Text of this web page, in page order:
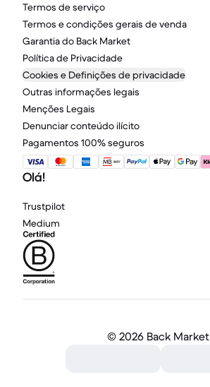
Termos de serviço
Termos e condições gerais de venda
Garantia do Back Market
Política de Privacidade
Cookies e Definições de privacidade
Outras informações legais
Menções Legais
Denunciar conteúdo ilícito
Pagamentos 100% seguros
Olá!
Trustpilot
Medium
© 2026 Back Market